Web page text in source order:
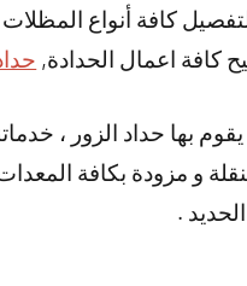
كافة أنواع
اعمال الحدادة,
و مزودة بكافة المعدات
.